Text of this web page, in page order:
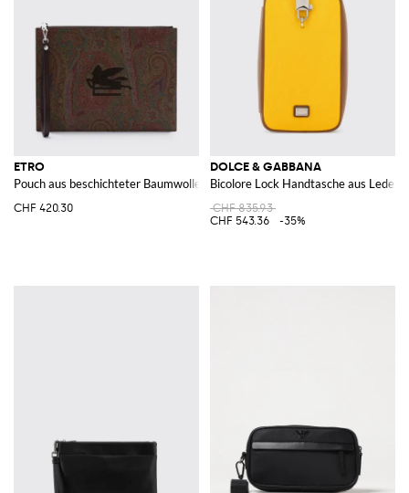
ETRO
Pouch aus beschichteter Baumwolle mit Paisley-Print und Leder
CHF 420.30
DOLCE & GABBANA
Bicolore Lock Handtasche aus Leder
CHF 835.93
CHF 543.36
-35%